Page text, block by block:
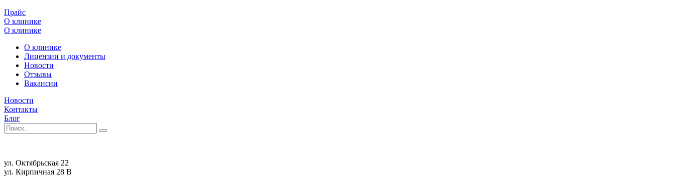
Прайс
О клинике
О клинике
О клинике
Лицензии и документы
Новости
Отзывы
Вакансии
Новости
Контакты
Блог
ул. Октябрьская 22
ул. Кирпичная 28 В